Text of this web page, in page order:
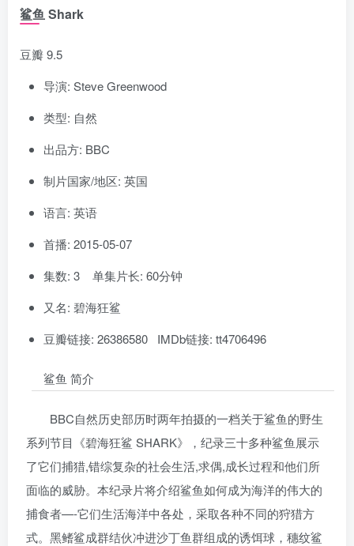
鲨鱼 Shark
豆瓣 9.5
导演: Steve Greenwood
类型: 自然
出品方: BBC
制片国家/地区: 英国
语言: 英语
首播: 2015-05-07
集数: 3 单集片长: 60分钟
又名: 碧海狂鲨
豆瓣链接: 26386580 IMDb链接: tt4706496
鲨鱼 简介
BBC自然历史部历时两年拍摄的一档关于鲨鱼的野生
系列节目《碧海狂鲨 SHARK》，纪录三十多种鲨鱼展示
了它们捕猎,错综复杂的社会生活,求偶,成长过程和他们所
面临的威胁。本纪录片将介绍鲨鱼如何成为海洋的伟大的
捕食者—-它们生活海洋中各处，采取各种不同的狩猎方
式。黑鳍鲨成群结伙冲进沙丁鱼群组成的诱饵球，穗纹鲨